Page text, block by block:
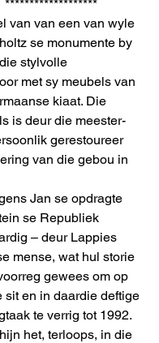
                            *******************
van van een van wyle
se monumente by
stylvolle
met sy meubels van
kiaat. Die
is deur die meester-
gerestoureer
van die gebou in
Jan se opdragte
se Republiek
– deur Lappies
mense, wat hul storie
gewees om op
sit en in daardie deftige
te verrig tot 1992.
het, terloops, in die